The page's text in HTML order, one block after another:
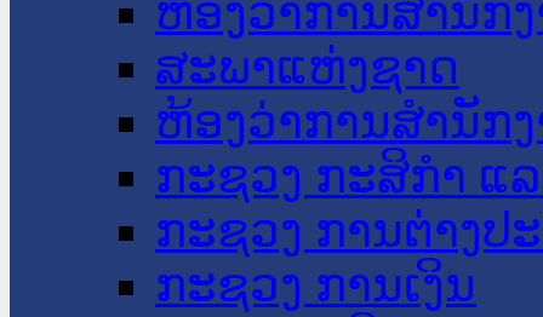
ຫ້ອງວ່າການສໍານັກ
ສະພາແຫ່ງຊາດ
ຫ້ອງວ່າການສຳນັກ
ກະຊວງ ກະສິກຳ ແ
ກະຊວງ ການຕ່າງປ
ກະຊວງ ການເງິນ